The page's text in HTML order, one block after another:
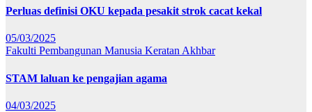
Perluas definisi OKU kepada pesakit strok cacat kekal
05/03/2025
Fakulti Pembangunan Manusia Keratan Akhbar
STAM laluan ke pengajian agama
04/03/2025